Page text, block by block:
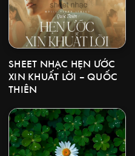
SHEET NHẠC HẸN ƯỚC
XIN KHUẤT LỜI – QUỐC
THIÊN